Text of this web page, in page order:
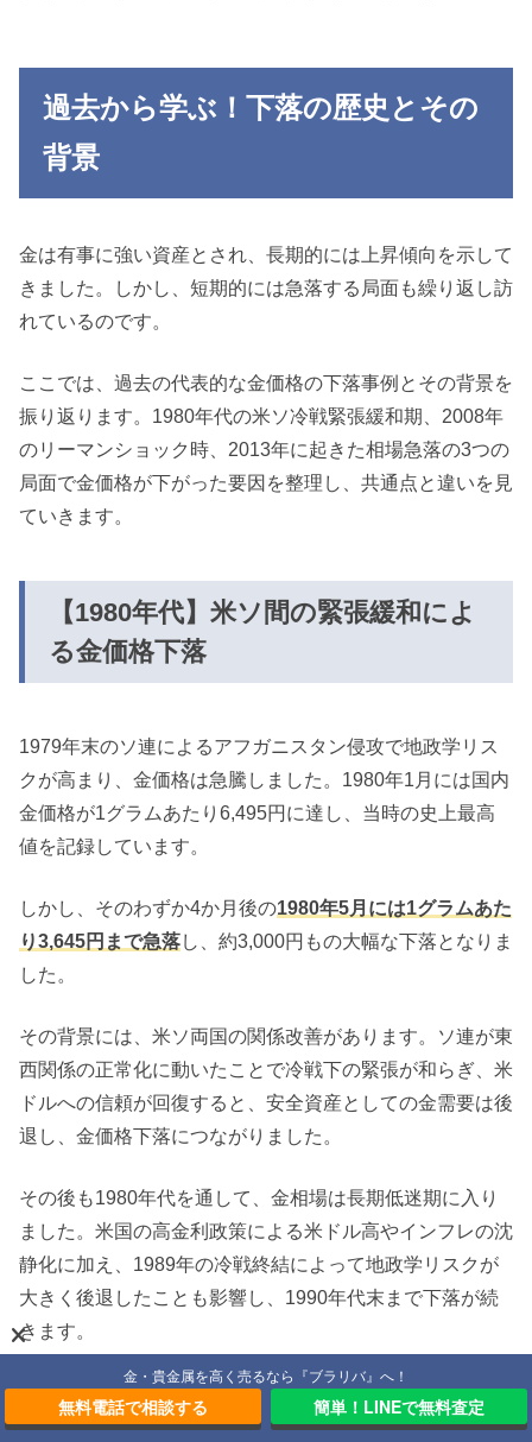
過去から学ぶ！下落の歴史とその
背景
金は有事に強い資産とされ、長期的には上昇傾向を示して
きました。しかし、短期的には急落する局面も繰り返し訪
れているのです。
ここでは、過去の代表的な金価格の下落事例とその背景を
振り返ります。1980年代の米ソ冷戦緊張緩和期、2008年
のリーマンショック時、2013年に起きた相場急落の3つの
局面で金価格が下がった要因を整理し、共通点と違いを見
ていきます。
【1980年代】米ソ間の緊張緩和によ
る金価格下落
1979年末のソ連によるアフガニスタン侵攻で地政学リス
クが高まり、金価格は急騰しました。1980年1月には国内
金価格が1グラムあたり6,495円に達し、当時の史上最高
値を記録しています。
しかし、そのわずか4か月後の1980年5月には1グラムあた
り3,645円まで急落し、約3,000円もの大幅な下落となりま
した。
その背景には、米ソ両国の関係改善があります。ソ連が東
西関係の正常化に動いたことで冷戦下の緊張が和らぎ、米
ドルへの信頼が回復すると、安全資産としての金需要は後
退し、金価格下落につながりました。
その後も1980年代を通して、金相場は長期低迷期に入り
ました。米国の高金利政策による米ドル高やインフレの沈
静化に加え、1989年の冷戦終結によって地政学リスクが
大きく後退したことも影響し、1990年代末まで下落が続
きます。
最終的に1999年9月には1グラムあたり962円まで下落
し、当時の史上最安値を記録 。金市場にとって、まさに
金・貴金属を高く売るなら『ブラリバ』へ！
無料電話で相談する 簡単！LINEで無料査定